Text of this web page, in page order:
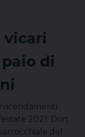
vicari
di
2021: Don
del